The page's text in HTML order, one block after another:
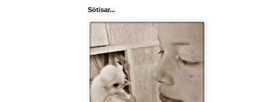
Sötisar...